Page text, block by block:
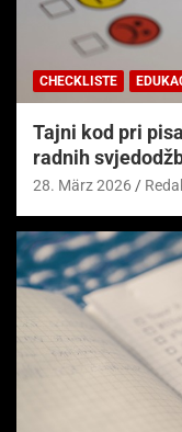
CHECKLISTE
Tajni kod pri
radnih
28. März 2026